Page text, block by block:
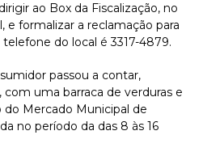
ao Box da Fiscalização, no
e formalizar a reclamação para
do local é 3317-4879.
passou a contar,
uma barraca de verduras e
do Mercado Municipal de
no período da das 8 às 16